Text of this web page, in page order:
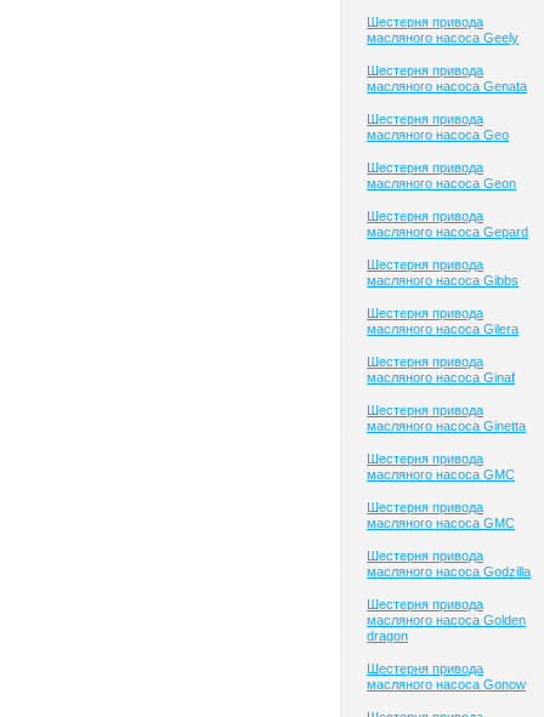
Шестерня привода
масляного насоса Geely
Шестерня привода
масляного насоса Genata
Шестерня привода
масляного насоса Geo
Шестерня привода
масляного насоса Geon
Шестерня привода
масляного насоса Gepard
Шестерня привода
масляного насоса Gibbs
Шестерня привода
масляного насоса Gilera
Шестерня привода
масляного насоса Ginaf
Шестерня привода
масляного насоса Ginetta
Шестерня привода
масляного насоса GMC
Шестерня привода
масляного насоса GMC
Шестерня привода
масляного насоса Godzilla
Шестерня привода
масляного насоса Golden
dragon
Шестерня привода
масляного насоса Gonow